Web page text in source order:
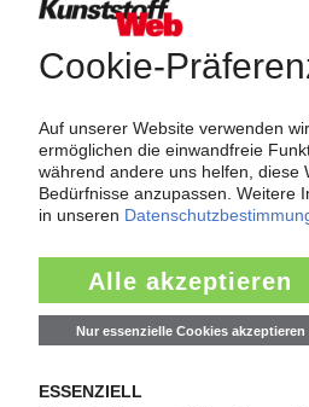
Newsletter
Die wichtigsten Nachrichten und
Kunststoffbranche – jeden Tag
Ich habe die